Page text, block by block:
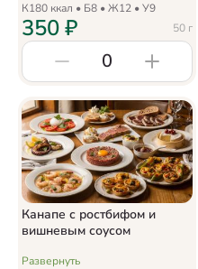
К180 ккал • Б8 • Ж12 • У9
50 г
350₽
0
Канапе с ростбифом и
вишневым соусом
Развернуть